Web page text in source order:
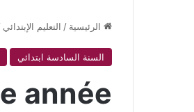
الرئيسية / التعليم الإبتدائي
السنة السادسة ابتدائي
année